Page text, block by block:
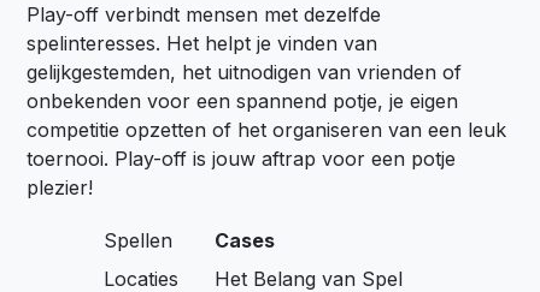
Play-off verbindt mensen met dezelfde
spelinteresses. Het helpt je vinden van
gelijkgestemden, het uitnodigen van vrienden of
onbekenden voor een spannend potje, je eigen
competitie opzetten of het organiseren van een leuk
toernooi. Play-off is jouw aftrap voor een potje
plezier!
Spellen
Locaties
Cases
Het Belang van Spel